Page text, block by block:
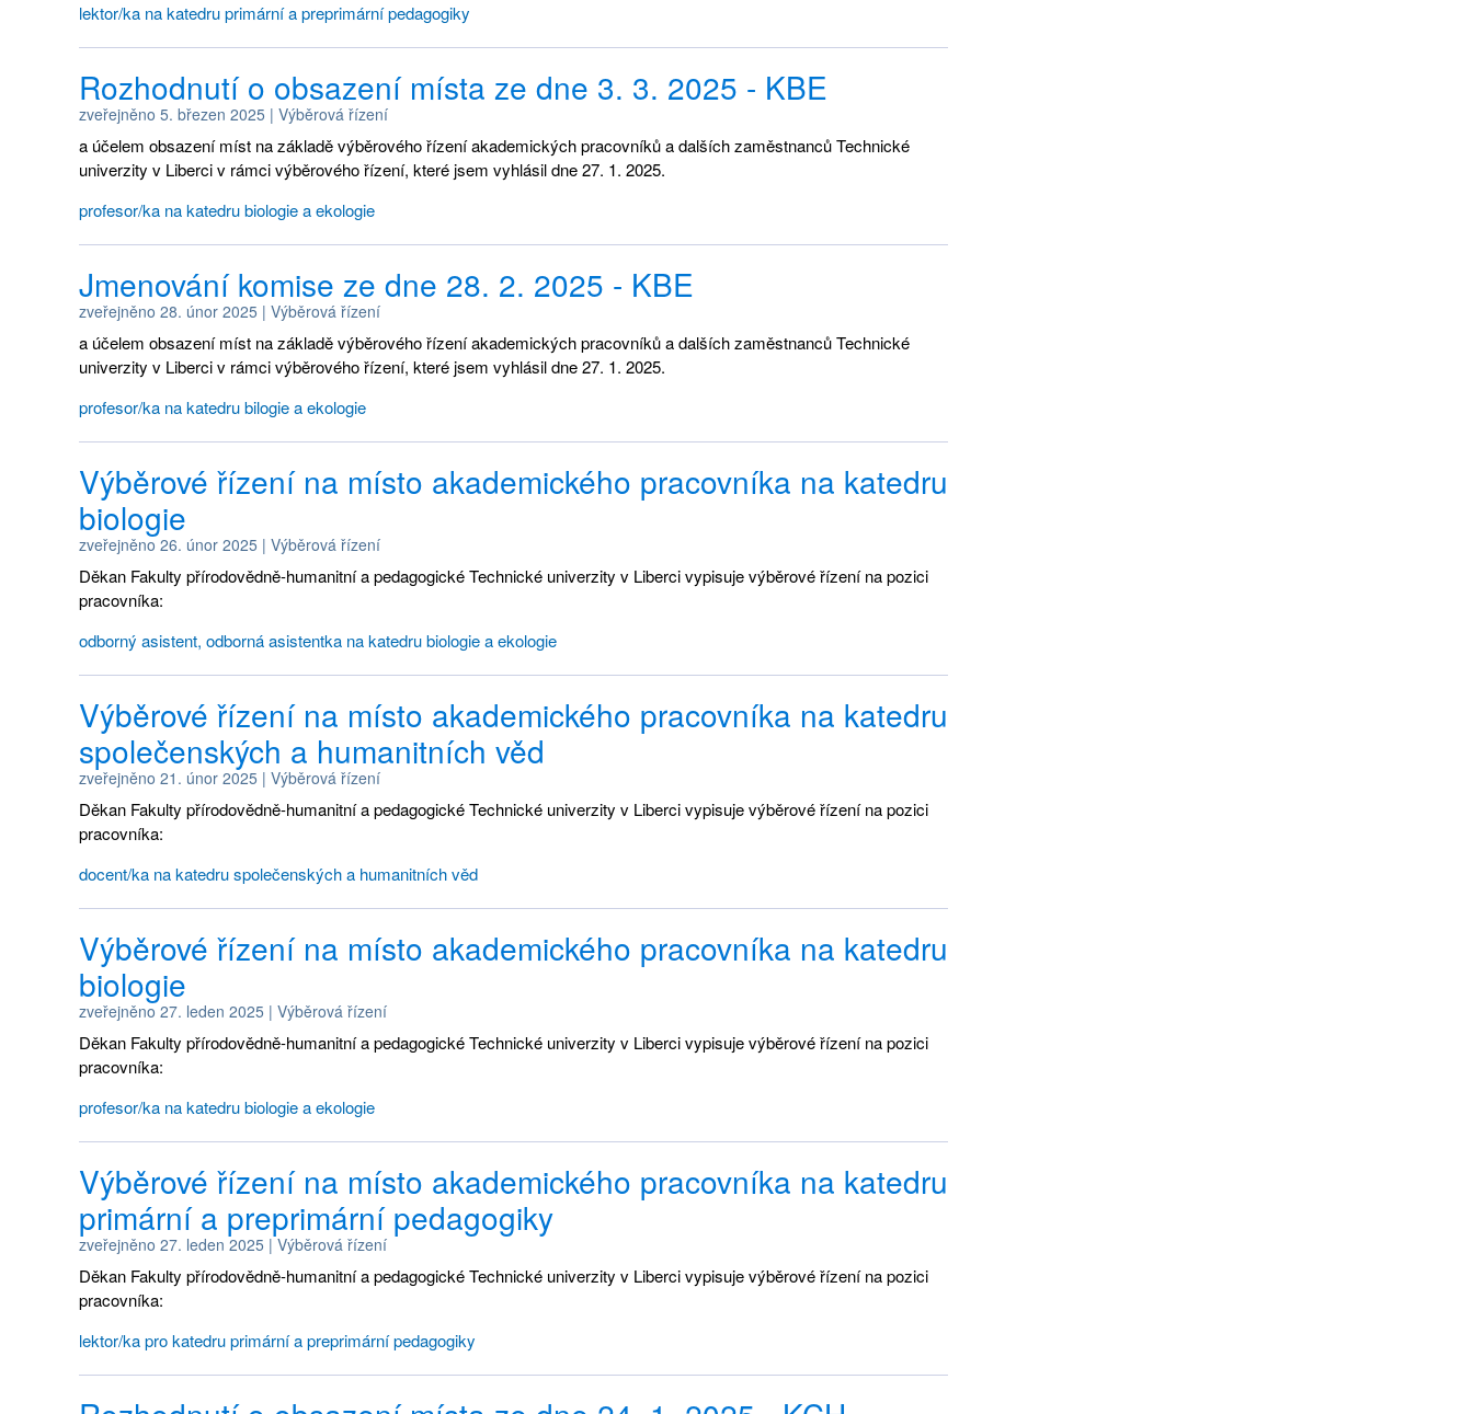
lektor/ka na katedru primární a preprimární pedagogiky
Rozhodnutí o obsazení místa ze dne 3. 3. 2025 - KBE
zveřejněno 5. březen 2025 | Výběrová řízení
a účelem obsazení míst na základě výběrového řízení akademických pracovníků a dalších zaměstnanců Technické
univerzity v Liberci v rámci výběrového řízení, které jsem vyhlásil dne 27. 1. 2025.
profesor/ka na katedru biologie a ekologie
Jmenování komise ze dne 28. 2. 2025 - KBE
zveřejněno 28. únor 2025 | Výběrová řízení
a účelem obsazení míst na základě výběrového řízení akademických pracovníků a dalších zaměstnanců Technické
univerzity v Liberci v rámci výběrového řízení, které jsem vyhlásil dne 27. 1. 2025.
profesor/ka na katedru bilogie a ekologie
Výběrové řízení na místo akademického pracovníka na katedru
biologie
zveřejněno 26. únor 2025 | Výběrová řízení
Děkan Fakulty přírodovědně-humanitní a pedagogické Technické univerzity v Liberci vypisuje výběrové řízení na pozici
pracovníka:
odborný asistent, odborná asistentka na katedru biologie a ekologie
Výběrové řízení na místo akademického pracovníka na katedru
společenských a humanitních věd
zveřejněno 21. únor 2025 | Výběrová řízení
Děkan Fakulty přírodovědně-humanitní a pedagogické Technické univerzity v Liberci vypisuje výběrové řízení na pozici
pracovníka:
docent/ka na katedru společenských a humanitních věd
Výběrové řízení na místo akademického pracovníka na katedru
biologie
zveřejněno 27. leden 2025 | Výběrová řízení
Děkan Fakulty přírodovědně-humanitní a pedagogické Technické univerzity v Liberci vypisuje výběrové řízení na pozici
pracovníka:
profesor/ka na katedru biologie a ekologie
Výběrové řízení na místo akademického pracovníka na katedru
primární a preprimární pedagogiky
zveřejněno 27. leden 2025 | Výběrová řízení
Děkan Fakulty přírodovědně-humanitní a pedagogické Technické univerzity v Liberci vypisuje výběrové řízení na pozici
pracovníka:
lektor/ka pro katedru primární a preprimární pedagogiky